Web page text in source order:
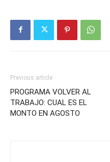
Previous article
PROGRAMA VOLVER AL
TRABAJO: CUAL ES EL
MONTO EN AGOSTO